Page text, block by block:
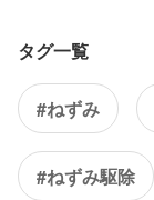
タグ一覧
#ねずみ
#ねずみ駆除